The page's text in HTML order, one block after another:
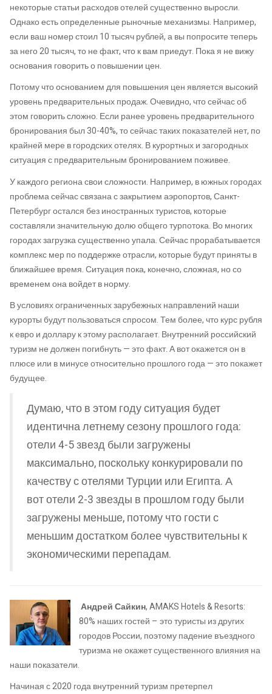
некоторые статьи расходов отелей существенно выросли.
Однако есть определенные рыночные механизмы. Например,
если ваш номер стоил 10 тысяч рублей, а вы попросите теперь
за него 20 тысяч, то не факт, что к вам приедут. Пока я не вижу
основания говорить о повышении цен.
Потому что основанием для повышения цен является высокий
уровень предварительных продаж. Очевидно, что сейчас об
этом говорить сложно. Если ранее уровень предварительного
бронирования был 30-40%, то сейчас таких показателей нет, по
крайней мере в городских отелях. В курортных и загородных
ситуация с предварительным бронированием поживее.
У каждого региона свои сложности. Например, в южных городах
проблема сейчас связана с закрытием аэропортов, Санкт-
Петербург остался без иностранных туристов, которые
составляли значительную долю общего турпотока. Во многих
городах загрузка существенно упала. Сейчас прорабатывается
комплекс мер по поддержке отрасли, которые будут приняты в
ближайшее время. Ситуация пока, конечно, сложная, но со
временем она войдет в норму.
В условиях ограниченных зарубежных направлений наши
курорты будут пользоваться спросом. Тем более, что курс рубля
к евро и доллару к этому располагает. Внутренний российский
туризм не должен погибнуть — это факт. А вот окажется он в
плюсе или в минусе относительно прошлого года — это покажет
будущее.
Думаю, что в этом году ситуация будет
идентична летнему сезону прошлого года:
отели 4-5 звезд были загружены
максимально, поскольку конкурировали по
качеству с отелями Турции или Египта. А
вот отели 2-3 звезды в прошлом году были
загружены меньше, потому что гости с
меньшим достатком более чувствительны к
экономическими перепадам.
Андрей Сайкин, AMAKS Hotels & Resorts:
80% наших гостей – это туристы из других
городов России, поэтому падение въездного
туризма не окажет существенного влияния на
наши показатели.
Начиная с 2020 года внутренний туризм претерпел